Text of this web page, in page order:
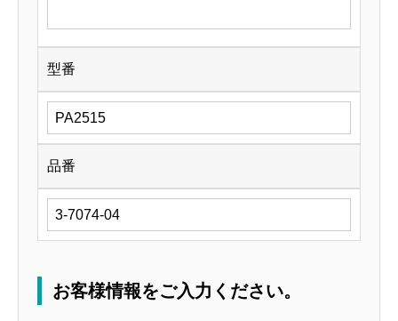
型番
品番
お客様情報をご入力ください。